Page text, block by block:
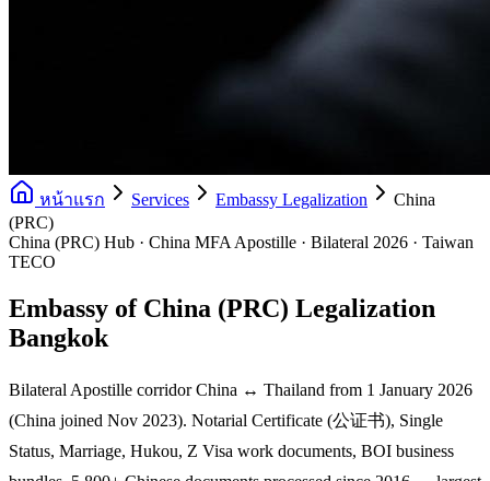
หน้าแรก Services Embassy Legalization
China
(PRC)
China (PRC) Hub · China MFA Apostille · Bilateral 2026 · Taiwan
TECO
Embassy of China (PRC) Legalization
Bangkok
Bilateral Apostille corridor China ↔ Thailand from 1 January 2026
(China joined Nov 2023). Notarial Certificate (公证书), Single
Status, Marriage, Hukou, Z Visa work documents, BOI business